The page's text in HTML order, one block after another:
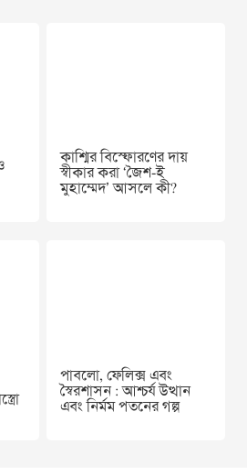
কাশ্মির বিস্ফোরণের দায়
স্বীকার করা ‘জৈশ-ই
মুহাম্মেদ’ আসলে কী?
পাবলো, ফেলিক্স এবং
স্বৈরশাসন : আশ্চর্য উত্থান
এবং নির্মম পতনের গল্প